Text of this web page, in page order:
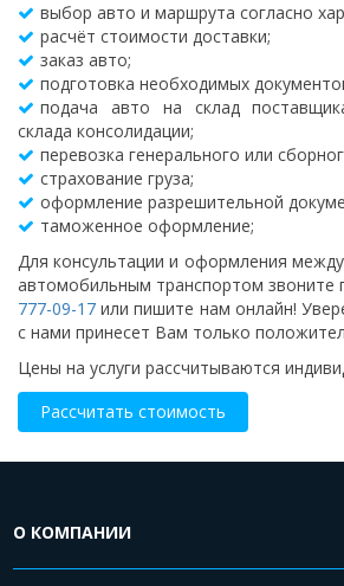
выбор авто и маршрута согласно
расчёт стоимости доставки;
заказ авто;
подготовка необходимых
подача авто на склад
склада консолидации;
перевозка генерального или
страхование груза;
оформление разрешительной
таможенное оформление;
Для консультации и оформления
автомобильным транспортом звоните
777-09-17 или пишите нам онлайн!
с нами принесет Вам только
Цены на услуги рассчитываются
Рассчитать стоимость
О КОМПАНИИ